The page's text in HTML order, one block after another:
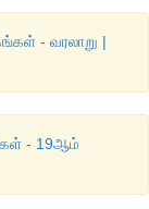
- வரலாறு |
- 19ஆம்